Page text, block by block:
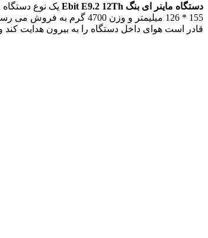
دستگاه ماینر ای بنگ Ebit E9.2 12Th
قادر است هوای داخل دستگاه را به بیرون هدایت